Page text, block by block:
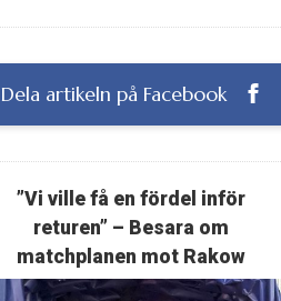
Dela artikeln på Facebook
”Vi ville få en fördel inför
returen” – Besara om
matchplanen mot Rakow